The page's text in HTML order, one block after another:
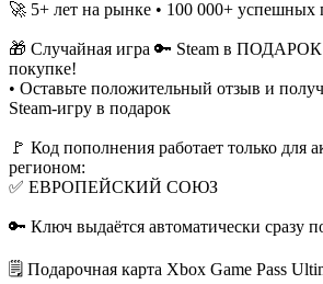
🚀 5+ лет на рынке • 100 000+ успешных
🎁 Случайная игра 🔑 Steam в
покупке!
• Оставьте положительный отзыв и
Steam-игру в подарок
🚩 Код пополнения работает только для
регионом:
✅ ЕВРОПЕЙСКИЙ СОЮЗ
🔑 Ключ выдаётся автоматически сразу
🗒️ Подарочная карта Xbox Game Pass